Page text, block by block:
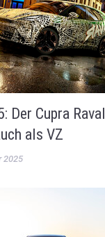
Der Cupra Raval
als VZ
2025